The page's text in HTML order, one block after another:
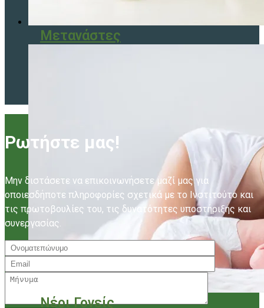
Μετανάστες
Νέοι Γονείς
Ρωτήστε μας!
Μην διστάσετε να επικοινωνήσετε μαζί μας για
οποιεσδήποτε πληροφορίες σχετικά με το Ινστιτούτο και
τις πρωτοβουλίες του, τις δυνατότητες υποστήριξης και
συνεργασίας.